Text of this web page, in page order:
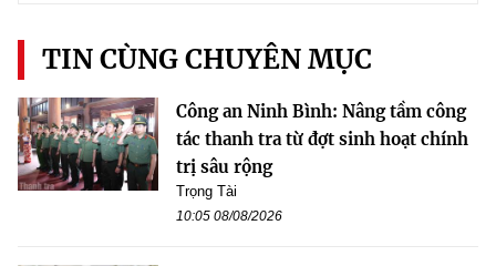
TIN CÙNG CHUYÊN MỤC
Công an Ninh Bình: Nâng tầm công
tác thanh tra từ đợt sinh hoạt chính
trị sâu rộng
Trọng Tài
10:05 08/08/2026